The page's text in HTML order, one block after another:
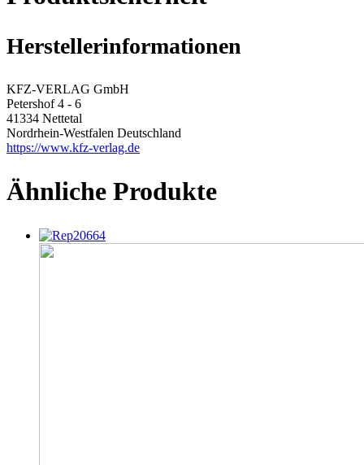
Herstellerinformationen
KFZ-VERLAG GmbH
Petershof 4 - 6
41334 Nettetal
Nordrhein-Westfalen Deutschland
https://www.kfz-verlag.de
Ähnliche Produkte